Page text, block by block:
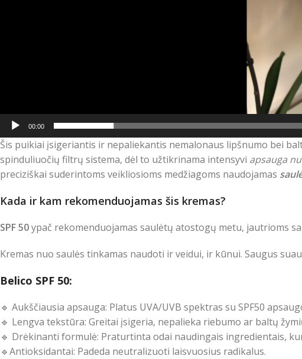
00:00
Šis puikiai įsigeriantis ir nepaliekantis nemalonaus lipšnumo bei
spinduliuočių filtrų sistema, dėl to užtikrinama intensyvi apsauga
preciziškai suderintoms veikliosioms medžiagoms naudojamas
Kada ir kam rekomenduojamas šis kremas?
SPF 50ypač rekomenduojamas saulėtų atostogų metu, jautrioms
Kremas nuo saulės tinkamas naudoti ir veidui, ir kūnui. Saugus
Belico SPF 50:
🔹 Aukščiausia apsauga: Platus UVA/UVB spektras su SPF50
🔹 Lengva tekstūra: Greitai įsigeria, nepalieka riebumo ar baltų
🔹 Drėkinanti formulė: Praturtinta odai naudingais ingredientais,
🔹Antioksidantai: Padeda neutralizuoti laisvuosius radikalus.